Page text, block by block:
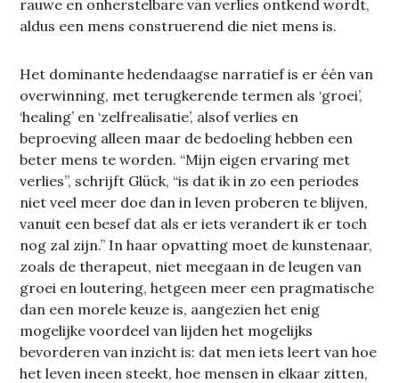
rauwe en onherstelbare van verlies ontkend wordt,
aldus een mens construerend die niet mens is.
Het dominante hedendaagse narratief is er één van
overwinning, met terugkerende termen als ‘groei’,
‘healing’ en ‘zelfrealisatie’, alsof verlies en
beproeving alleen maar de bedoeling hebben een
beter mens te worden. “Mijn eigen ervaring met
verlies”, schrijft Glück, “is dat ik in zo een periodes
niet veel meer doe dan in leven proberen te blijven,
vanuit een besef dat als er iets verandert ik er toch
nog zal zijn.” In haar opvatting moet de kunstenaar,
zoals de therapeut, niet meegaan in de leugen van
groei en loutering, hetgeen meer een pragmatische
dan een morele keuze is, aangezien het enig
mogelijke voordeel van lijden het mogelijks
bevorderen van inzicht is: dat men iets leert van hoe
het leven ineen steekt, hoe mensen in elkaar zitten,